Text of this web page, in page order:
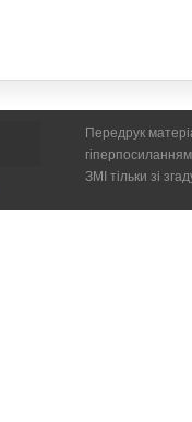
Передрук
ЗМІ тільки зі